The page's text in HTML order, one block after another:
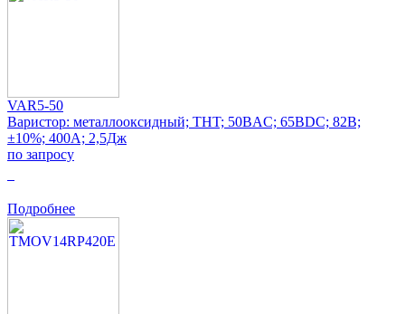
VAR5-50
Варистор: металлооксидный; THT; 50ВAC; 65ВDC; 82В;
±10%; 400А; 2,5Дж
по запросу
Подробнее